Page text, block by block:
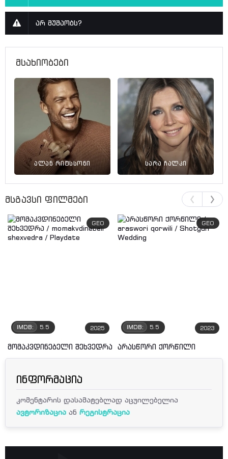
არ მუშაობს?
მსახიობები
ალან რიტსსონი სარა ჩალკი
მსგავსი ფილმები
GEO
2025
IMDB: 5.5
მომაკვდინებელი შეხვედრა
GEO
2023
IMDB: 5.5
არასწორი ქორწილი
ინფორმაცია
კომენტარის დასამატებლად აცუილებელია
ავტორიზაცია ანრეგისტრაცია